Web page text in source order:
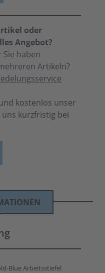
oder
Angebot?
haben
Artikeln?
kostenlos unser
kurzfristig bei
Blue Arbeitsstiefel